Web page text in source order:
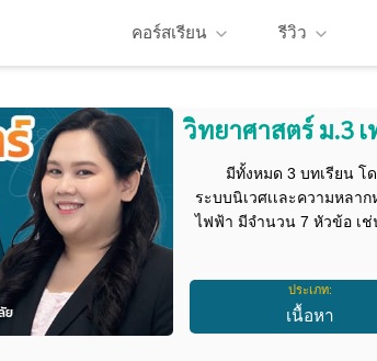
คอร์สเรียน รีวิว
วิทยาศาสตร์ ม.3
มีทั้งหมด 3 บทเรียน โ
ระบบนิเวศเเละความหลา
ไฟฟ้า มีจำนวน 7 หัวข้อ เช่
ประเภท:
เนื้อหา